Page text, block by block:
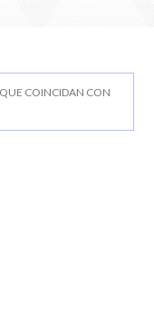
COINCIDAN CON